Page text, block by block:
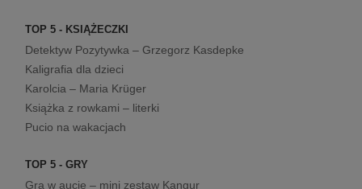
TOP 5 - KSIĄŻECZKI
Detektyw Pozytywka – Grzegorz Kasdepke
Kaligrafia dla dzieci
Karolcia – Maria Krüger
Książka z rowkami – literki
Pucio na wakacjach
TOP 5 - GRY
Gra w aucie – mini zestaw Kangur